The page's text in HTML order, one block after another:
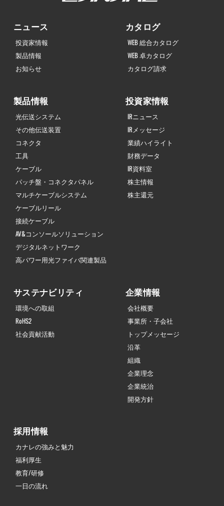
ニュース
投資家情報
製品情報
お知らせ
カタログ
WEB 総合カタログ
WEB 卓カタログ
カタログ請求
製品情報
光伝送システム
その他伝送装置
コネクタ
工具
ケーブル
パッチ盤・コネクタパネル
マルチケーブルシステム
ケーブルリール
接続ケーブル
AV&コンソールソリューション
デジタルネットワーク
高パワー用光ファイバ関連製品
投資家情報
IRニュース
IRメッセージ
業績ハイライト
財務データ
IR資料室
株主情報
株主還元
サステナビリティ
環境への取組
RoHS2
社会貢献活動
企業情報
会社概要
事業所・子会社
トップメッセージ
沿革
組織
企業理念
企業統治
開発方針
採用情報
カナレの強みと魅力
福利厚生
教育/研修
一日の流れ